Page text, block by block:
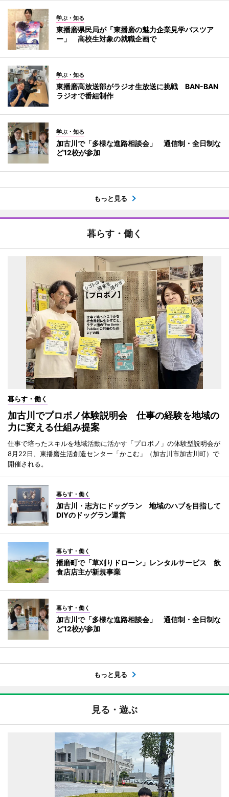
学ぶ・知る
東播磨県民局が「東播磨の魅力企業見学バスツア
ー」 高校生対象の就職企画で
学ぶ・知る
東播磨高放送部がラジオ生放送に挑戦 BAN-BAN
ラジオで番組制作
学ぶ・知る
加古川で「多様な進路相談会」 通信制・全日制な
ど12校が参加
もっと見る
暮らす・働く
暮らす・働く
加古川でプロボノ体験説明会 仕事の経験を地域の
力に変える仕組み提案
仕事で培ったスキルを地域活動に活かす「プロボノ」の体験型説明会が
8月22日、東播磨生活創造センター「かこむ」（加古川市加古川町）で
開催される。
暮らす・働く
加古川・志方にドッグラン 地域のハブを目指して
DIYのドッグラン運営
暮らす・働く
播磨町で「草刈りドローン」レンタルサービス 飲
食店店主が新規事業
暮らす・働く
加古川で「多様な進路相談会」 通信制・全日制な
ど12校が参加
もっと見る
見る・遊ぶ